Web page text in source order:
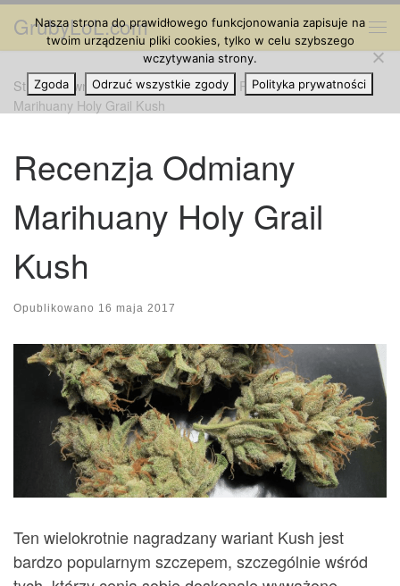
Przejdź do treści
GrubyLoL.com
Strona główna » Odmiany Marihuany
Recenzja Odmiany
Marihuany Holy Grail Kush
Recenzja Odmiany
Marihuany Holy Grail
Kush
Opublikowano 16 maja 2017
Ten wielokrotnie nagradzany wariant Kush jest
bardzo popularnym szczepem, szczególnie wśród
Nasza strona do prawidłowego funkcjonowania zapisuje na
twoim urządzeniu pliki cookies, tylko w celu szybszego
wczytywania strony.
Zgoda
Odrzuć wszystkie zgody Polityka prywatności